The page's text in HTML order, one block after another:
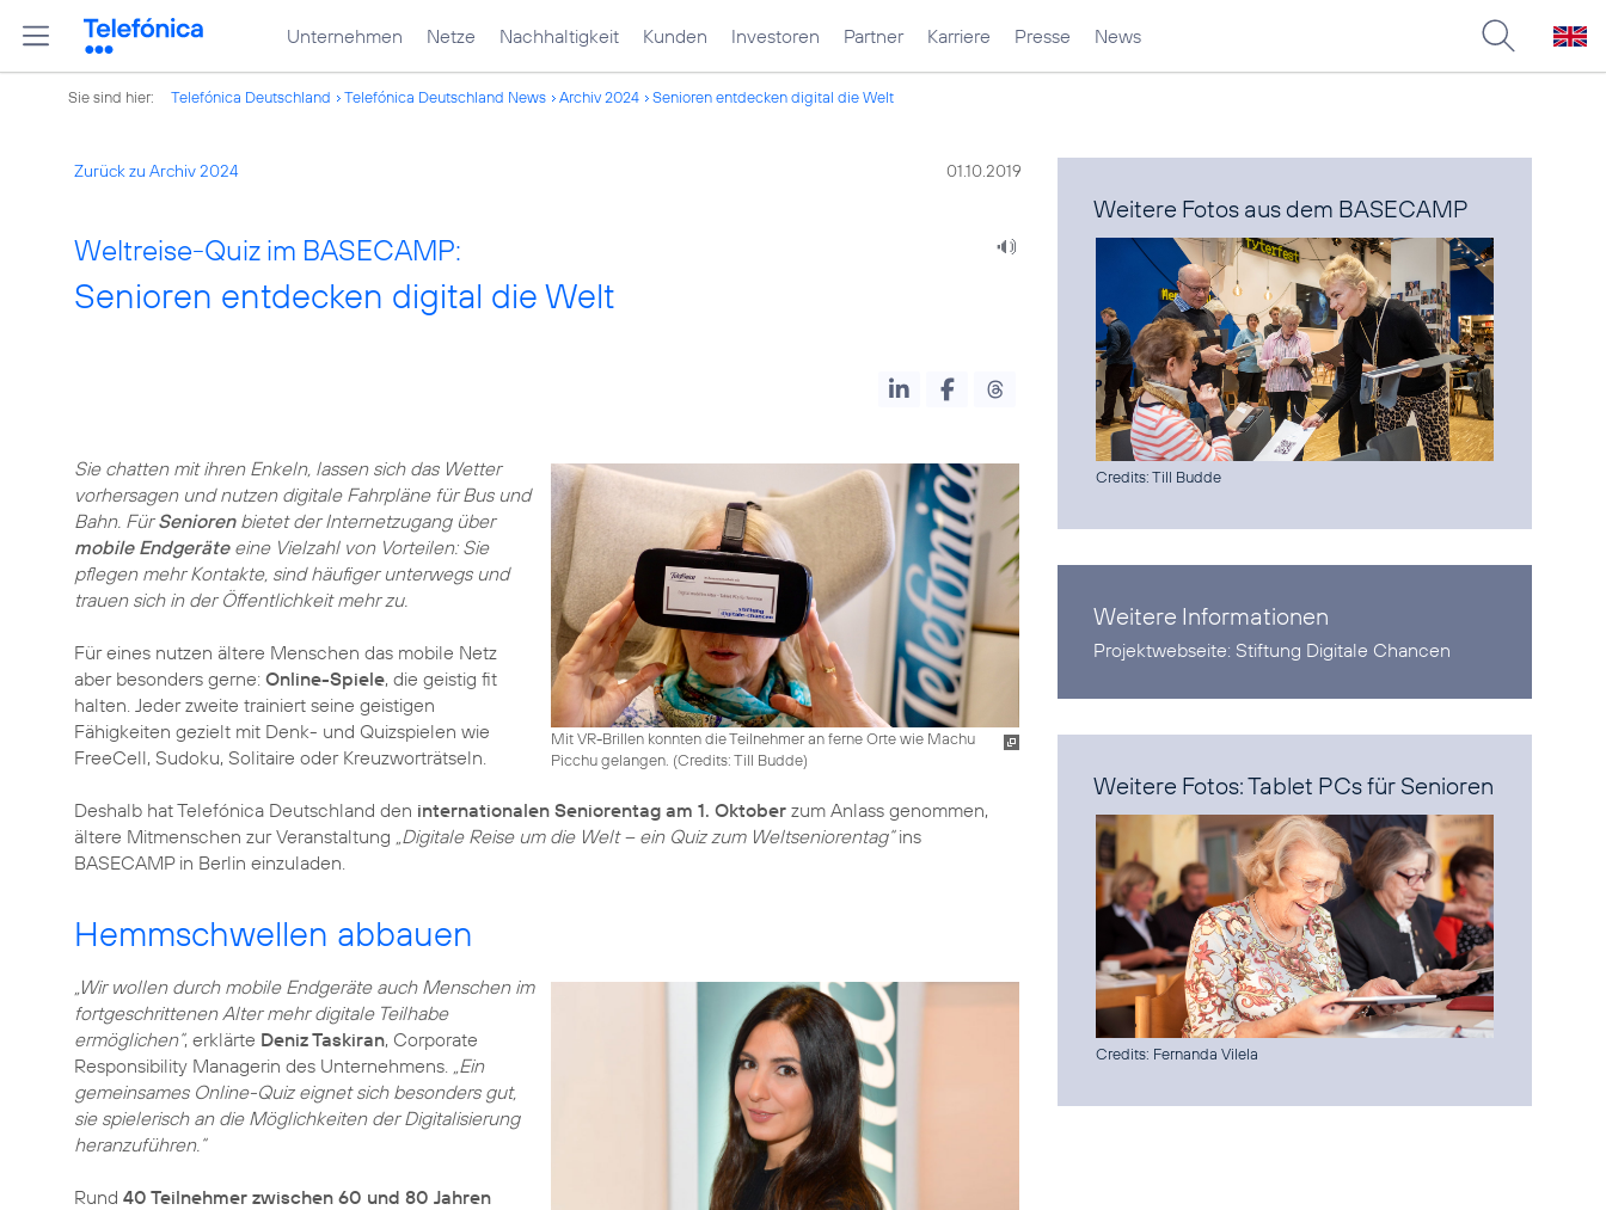
Unternehmen Netze Nachhaltigkeit Kunden Investoren Partner Karriere Presse News
Sie sind hier: Telefónica Deutschland Telefónica Deutschland News Archiv 2024 Senioren entdecken digital die Welt
Zurück zu Archiv 2024 01.10.2019
Weltreise-Quiz im BASECAMP:
Senioren entdecken digital die Welt
Mit VR-Brillen konnten die Teilnehmer an ferne Orte wie Machu
Picchu gelangen. (Credits: Till Budde)
Sie chatten mit ihren Enkeln, lassen sich das Wetter
vorhersagen und nutzen digitale Fahrpläne für Bus und
Bahn. FürSeniorenbietet der Internetzugang über
mobile Endgeräteeine Vielzahl von Vorteilen: Sie
pflegen mehr Kontakte, sind häufiger unterwegs und
trauen sich in der Öffentlichkeit mehr zu.
Für eines nutzen ältere Menschen das mobile Netz
aber besonders gerne: Online-Spiele, die geistig fit
halten. Jeder zweite trainiert seine geistigen
Fähigkeiten gezielt mit Denk- und Quizspielen wie
FreeCell, Sudoku, Solitaire oder Kreuzworträtseln.
Deshalb hat Telefónica Deutschland den internationalen Seniorentag am 1. Oktober zum Anlass genommen,
ältere Mitmenschen zur Veranstaltung „Digitale Reise um die Welt – ein Quiz zum Weltseniorentag“ins
BASECAMP in Berlin einzuladen.
Hemmschwellen abbauen
„Wir wollen durch mobile Endgeräte auch Menschen im
fortgeschrittenen Alter mehr digitale Teilhabe
ermöglichen“, erklärte Deniz Taskiran, Corporate
Responsibility Managerin des Unternehmens. „Ein
gemeinsames Online-Quiz eignet sich besonders gut,
sie spielerisch an die Möglichkeiten der Digitalisierung
heranzuführen.“
Rund 40 Teilnehmer zwischen 60 und 80 Jahren
Weitere Fotos aus dem BASECAMP
Credits: Till Budde
Weitere Informationen
Projektwebseite: Stiftung Digitale Chancen
Weitere Fotos: Tablet PCs für Senioren
Credits: Fernanda Vilela